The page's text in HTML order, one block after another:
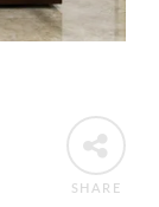
SHARE